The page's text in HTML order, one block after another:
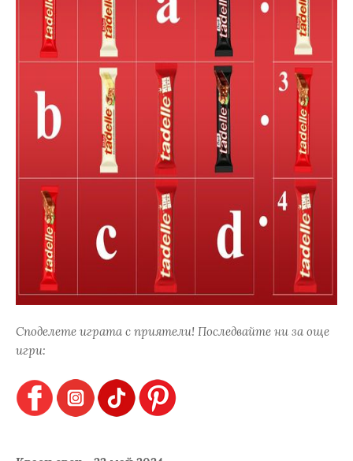
Споделете играта с приятели! Последвайте ни за още
игри: